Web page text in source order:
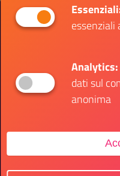
Presidenza del
Dipartimento per le
Contatti
essenziali
Analytics:
dati sul
anonima